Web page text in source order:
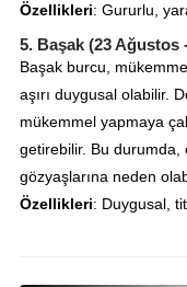
Özellikleri: Gururlu,
5. Başak (23 Ağustos
Başak burcu,
aşırı duygusal olabilir.
mükemmel yapmaya
getirebilir. Bu durumda,
gözyaşlarına neden
Özellikleri: Duygusal,